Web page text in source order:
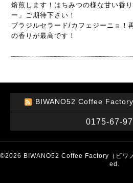
焙煎します！はちみつの様な甘い香
ー」ご期待下さい！
ブラジルセラード/カフェジーニョ！
の香りが最高です！
BIWANO52 Coffee Factory
0175-67-
©2026 BIWANO52 Coffee Factory（ビワ
ed.